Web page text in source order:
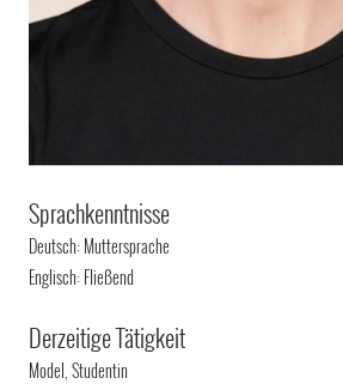
Sprachkenntnisse
Deutsch: Muttersprache
Englisch: Fließend
Derzeitige Tätigkeit
Model, Studentin